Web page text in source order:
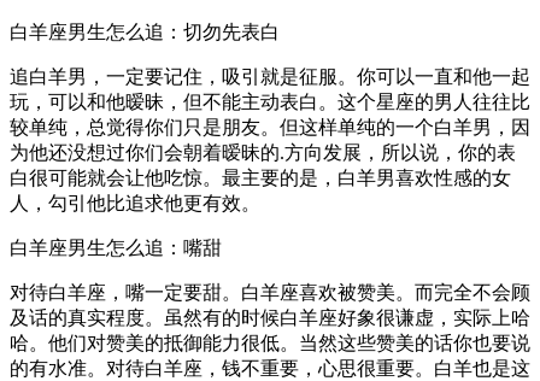
白羊座男生怎么追：切勿先表白
追白羊男，一定要记住，吸引就是征服。你可以一直和他一起
玩，可以和他暧昧，但不能主动表白。这个星座的男人往往比
较单纯，总觉得你们只是朋友。但这样单纯的一个白羊男，因
为他还没想过你们会朝着暧昧的.方向发展，所以说，你的表
白很可能就会让他吃惊。最主要的是，白羊男喜欢性感的女
人，勾引他比追求他更有效。
白羊座男生怎么追：嘴甜
对待白羊座，嘴一定要甜。白羊座喜欢被赞美。而完全不会顾
及话的真实程度。虽然有的时候白羊座好象很谦虚，实际上哈
哈。他们对赞美的抵御能力很低。当然这些赞美的话你也要说
的有水准。对待白羊座，钱不重要，心思很重要。白羊也是这